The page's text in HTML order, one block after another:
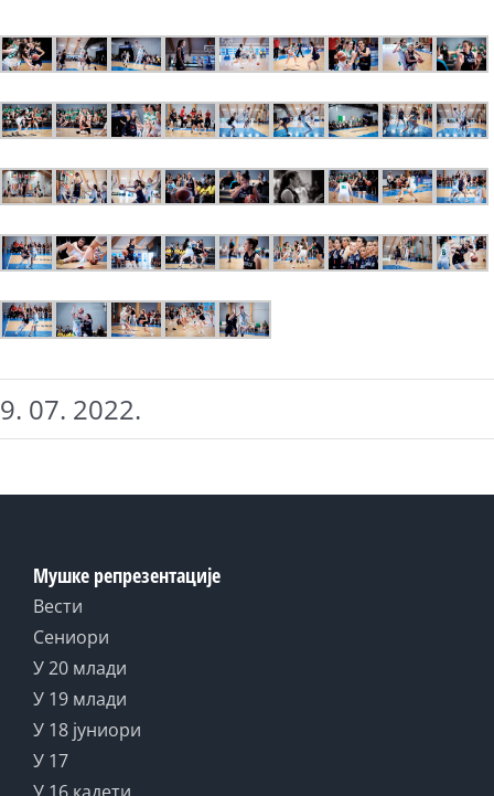
9. 07. 2022.
Мушке репрезентације
Вести
Сениори
У 20 млади
У 19 млади
У 18 јуниори
У 17
У 16 кадети